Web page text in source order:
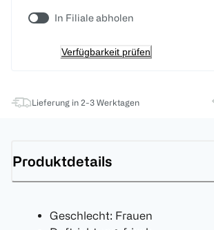
In Filiale abholen
Verfügbarkeit prüfen
Lieferung in 2-3 Werktagen
Produktdetails
Geschlecht: Frauen